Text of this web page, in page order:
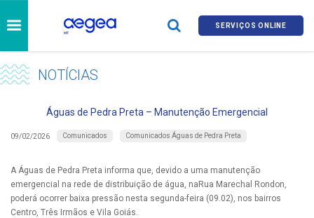
SERVIÇOS ONLINE
NOTÍCIAS
Águas de Pedra Preta – Manutenção Emergencial
09/02/2026 Comunicados Comunicados Águas de Pedra Preta
A Águas de Pedra Preta informa que, devido a uma manutenção
emergencial na rede de distribuição de água, naRua Marechal Rondon,
poderá ocorrer baixa pressão nesta segunda-feira (09.02), nos bairros
Centro, Três Irmãos e Vila Goiás.